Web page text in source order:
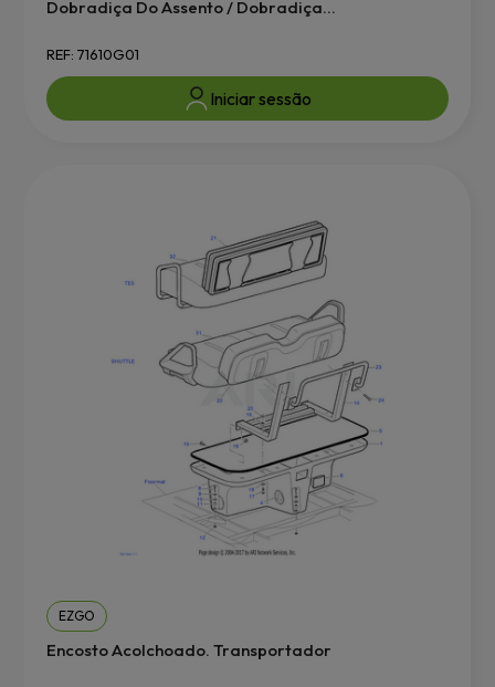
Dobradiça Do Assento / Dobradiça...
REF: 71610G01
Iniciar sessão
EZGO
Encosto Acolchoado. Transportador